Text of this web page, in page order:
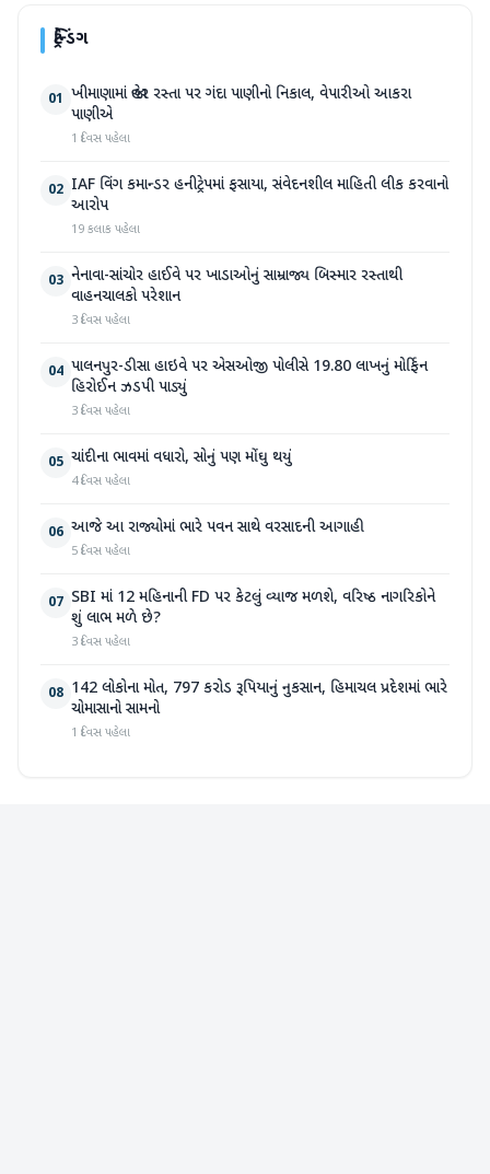
ટ્રેન્ડિંગ
01 ખીમાણામાં જાહેર રસ્તા પર ગંદા પાણીનો નિકાલ, વેપારીઓ આકરા
પાણીએ
1 દિવસ પહેલા
02 IAF વિંગ કમાન્ડર હનીટ્રેપમાં ફસાયા, સંવેદનશીલ માહિતી લીક કરવાનો
આરોપ
19 કલાક પહેલા
03 નેનાવા-સાંચોર હાઈવે પર ખાડાઓનું સામ્રાજ્ય બિસ્માર રસ્તાથી
વાહનચાલકો પરેશાન
3 દિવસ પહેલા
04 પાલનપુર-ડીસા હાઇવે પર એસઓજી પોલીસે 19.80 લાખનું મોર્ફિન
હિરોઈન ઝડપી પાડ્યું
3 દિવસ પહેલા
05 ચાંદીના ભાવમાં વધારો, સોનું પણ મોંઘુ થયું
4 દિવસ પહેલા
06 આજે આ રાજ્યોમાં ભારે પવન સાથે વરસાદની આગાહી
5 દિવસ પહેલા
07 SBI માં 12 મહિનાની FD પર કેટલું વ્યાજ મળશે, વરિષ્ઠ નાગરિકોને
શું લાભ મળે છે?
3 દિવસ પહેલા
08 142 લોકોના મોત, 797 કરોડ રૂપિયાનું નુકસાન, હિમાચલ પ્રદેશમાં ભારે
ચોમાસાનો સામનો
1 દિવસ પહેલા